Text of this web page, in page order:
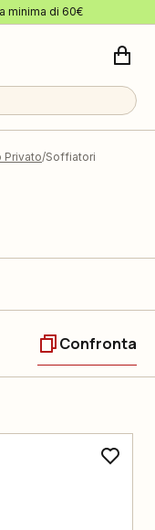
minima di 60€
Privato Soffiatori
Confronta